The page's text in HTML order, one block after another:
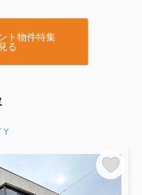
ト物件特集
る